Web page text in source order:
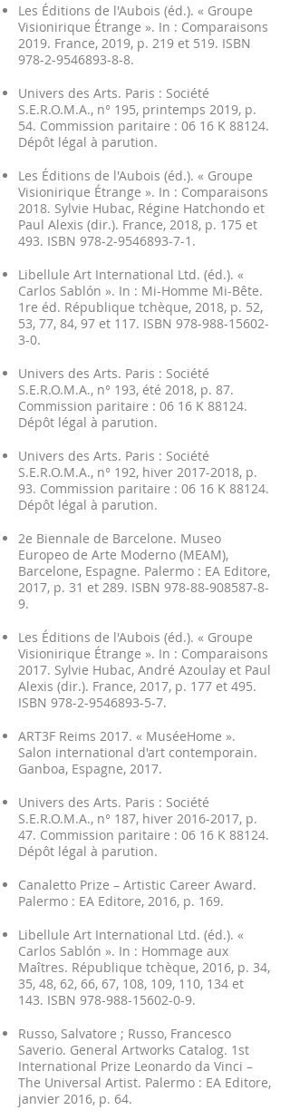
Les Éditions de l'Aubois (éd.). « Groupe
Visionirique Étrange ». In : Comparaisons
2019. France, 2019, p. 219 et 519. ISBN
978-2-9546893-8-8.
Univers des Arts. Paris : Société
S.E.R.O.M.A., n° 195, printemps 2019, p.
54. Commission paritaire : 06 16 K 88124.
Dépôt légal à parution.
Les Éditions de l'Aubois (éd.). « Groupe
Visionirique Étrange ». In : Comparaisons
2018. Sylvie Hubac, Régine Hatchondo et
Paul Alexis (dir.). France, 2018, p. 175 et
493. ISBN 978-2-9546893-7-1 .
Libellule Art International Ltd. (éd.). «
Carlos Sablón ». In : Mi-Homme Mi-Bête.
1re éd. République tchèque, 2018, p. 52,
53, 77, 84, 97 et 117. ISBN 978-988-15602-
3-0.
Univers des Arts. Paris : Société
S.E.R.O.M.A., n° 193, été 2018, p. 87.
Commission paritaire : 06 16 K 88124.
Dépôt légal à parution.
Univers des Arts. Paris : Société
S.E.R.O.M.A., n° 192, hiver 2017-2018, p.
93. Commission paritaire : 06 16 K 88124.
Dépôt légal à parution.
2e Biennale de Barcelone. Museo
Europeo de Arte Moderno (MEAM),
Barcelone, Espagne. Palermo : EA Editore,
2017, p. 31 et 289. ISBN 978-88-908587-8-
9.
Les Éditions de l'Aubois (éd.). « Groupe
Visionirique Étrange ». In : Comparaisons
2017. Sylvie Hubac, André Azoulay et Paul
Alexis (dir.). France, 2017, p. 177 et 495.
ISBN 978-2-9546893-5-7.
ART3F Reims 2017. « MuséeHome ».
Salon international d'art contemporain.
Ganboa, Espagne, 2017.
Univers des Arts. Paris : Société
S.E.R.O.M.A., n° 187, hiver 2016-2017, p.
47. Commission paritaire : 06 16 K 88124.
Dépôt légal à parution.
Canaletto Prize – Artistic Career Award.
Palermo : EA Editore, 2016, p. 169.
Libellule Art International Ltd. (éd.). «
Carlos Sablón ». In : Hommage aux
Maîtres. République tchèque, 2016, p. 34,
35, 48, 62, 66, 67, 108, 109, 110, 134 et
143. ISBN 978-988-15602-0-9.
Russo, Salvatore ; Russo, Francesco
Saverio. General Artworks Catalog. 1st
International Prize Leonardo da Vinci –
The Universal Artist. Palermo : EA Editore,
janvier 2016, p. 64.